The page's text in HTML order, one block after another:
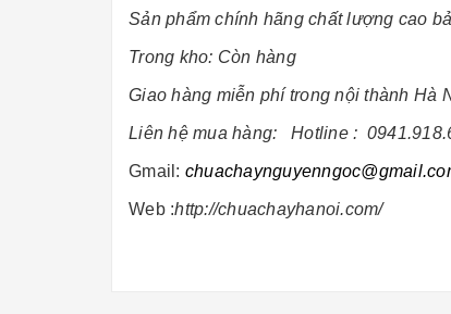
Sản phẩm chính hãng chất lượng cao
Trong kho: Còn hàng
Giao hàng miễn phí trong nội thành Hà
Liên hệ mua hàng: Hotline :
Gmail:
Web :http://chuachayhanoi.com/